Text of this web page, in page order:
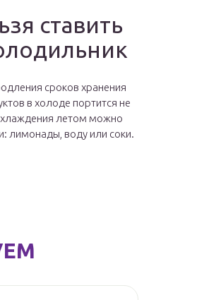
ставить
сроков хранения
в холоде портится не
летом можно
лимонады, воду или соки.